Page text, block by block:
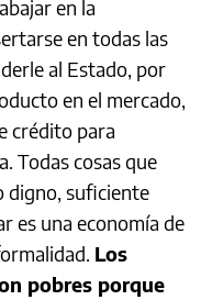
en la
en todas las
al Estado, por
en el mercado,
crédito para
Todas cosas que
digno, suficiente
es una economía de
Los
pobres porque